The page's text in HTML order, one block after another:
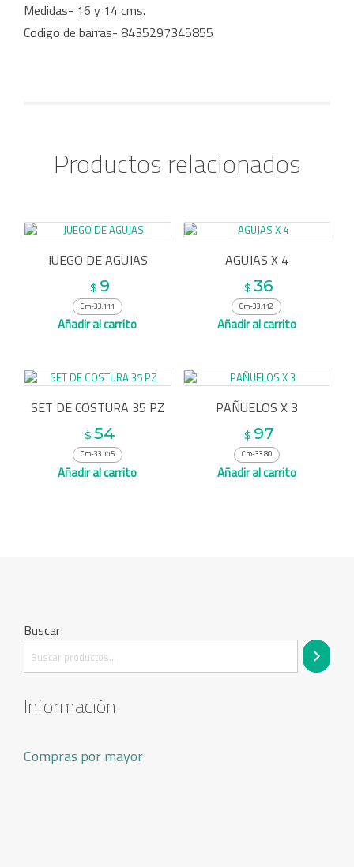
Medidas- 16 y 14 cms.
Codigo de barras- 8435297345855
Productos relacionados
JUEGO DE AGUJAS
$ 9
Cm-33.111
Añadir al carrito
AGUJAS X 4
$ 36
Cm-33.112
Añadir al carrito
SET DE COSTURA 35 PZ
$ 54
Cm-33.115
Añadir al carrito
PAÑUELOS X 3
$ 97
Cm-33.80
Añadir al carrito
Buscar
Información
Compras por mayor